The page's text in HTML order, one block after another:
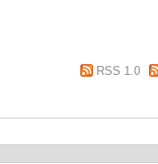
RSS 1.0